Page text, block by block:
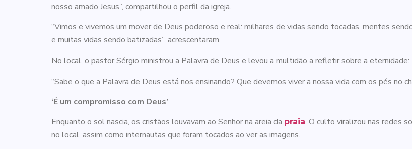
nosso amado Jesus”, compartilhou o perfil da igreja.
“Vimos e vivemos um mover de Deus poderoso e real: milhares de vidas sendo tocadas, mentes
e muitas vidas sendo batizadas”, acrescentaram.
No local, o pastor Sérgio ministrou a Palavra de Deus e levou a multidão a refletir sobre a eternidade:
“Sabe o que a Palavra de Deus está nos ensinando? Que devemos viver a nossa vida com os pés no
‘É um compromisso com Deus’
Enquanto o sol nascia, os cristãos louvavam ao Senhor na areia da praia. O culto viralizou nas redes
no local, assim como internautas que foram tocados ao ver as imagens.